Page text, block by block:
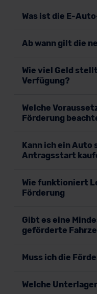
Was ist die E-
Ab wann gilt die
Wie viel Geld
Verfügung?
Welche
Förderung
Kann ich ein Auto
Antragsstart
Wie funktioniert
Förderung
Gibt es eine
geförderte
Muss ich die
Welche